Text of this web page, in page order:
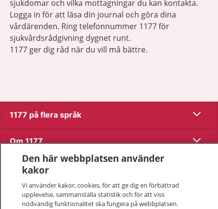
sjukdomar och vilka mottagningar du kan kontakta.
Logga in för att läsa din journal och göra dina
vårdärenden. Ring telefonnummer 1177 för
sjukvårdsrådgivning dygnet runt.
1177 ger dig råd när du vill må bättre.
1177 på flera språk Visa
Om 1177 Visa
Kontakt
Behandling av personuppgifter
Den här webbplatsen använder
kakor
Vi använder kakor, cookies, för att ge dig en förbättrad
upplevelse, sammanställa statistik och för att viss
nödvändig funktionalitet ska fungera på webbplatsen.